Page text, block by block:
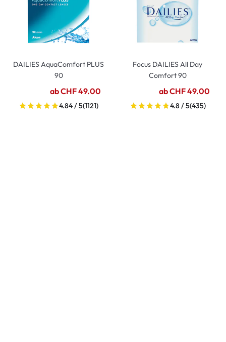
DAILIES AquaComfort PLUS
90
ab CHF 49.00
4.84 / 5(1121)
Focus DAILIES All Day
Comfort 90
ab CHF 49.00
4.8 / 5(435)